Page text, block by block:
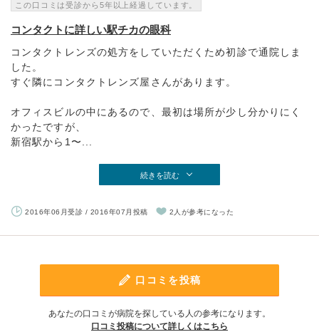
この口コミは受診から5年以上経過しています。
コンタクトに詳しい駅チカの眼科
コンタクトレンズの処方をしていただくため初診で通院しま
した。
すぐ隣にコンタクトレンズ屋さんがあります。
オフィスビルの中にあるので、最初は場所が少し分かりにく
かったですが、
新宿駅から1〜...
続きを読む
2016年06月受診 / 2016年07月投稿 2人が参考になった
口コミを投稿
あなたの口コミが病院を探している人の参考になります。
口コミ投稿について詳しくはこちら